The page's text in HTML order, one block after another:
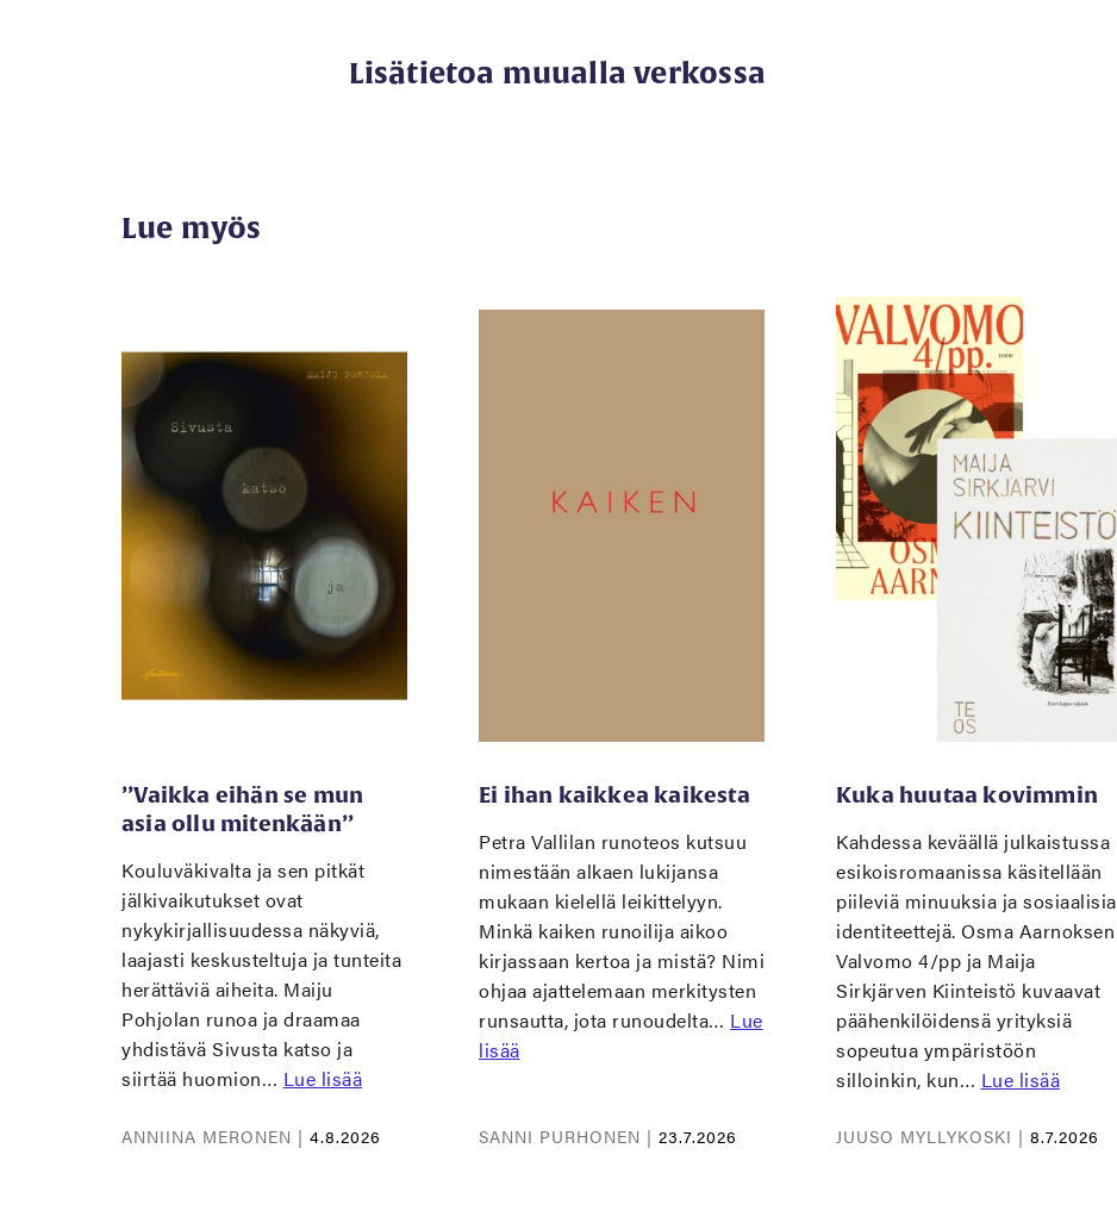
Lisätietoa muualla verkossa
Lue myös
’’Vaikka eihän se mun
asia ollu mitenkään’’
Kouluväkivalta ja sen pitkät
jälkivaikutukset ovat
nykykirjallisuudessa näkyviä,
laajasti keskusteltuja ja tunteita
herättäviä aiheita. Maiju
Pohjolan runoa ja draamaa
yhdistävä Sivusta katso ja
siirtää huomion… Lue lisää
ANNIINA MERONEN | 4.8.2026
Ei ihan kaikkea kaikesta
Petra Vallilan runoteos kutsuu
nimestään alkaen lukijansa
mukaan kielellä leikittelyyn.
Minkä kaiken runoilija aikoo
kirjassaan kertoa ja mistä? Nimi
ohjaa ajattelemaan merkitysten
runsautta, jota runoudelta… Lue
lisää
SANNI PURHONEN | 23.7.2026
Kuka huutaa kovimmin
Kahdessa keväällä julkaistussa
esikoisromaanissa käsitellään
piileviä minuuksia ja sosiaalisia
identiteettejä. Osma Aarnoksen
Valvomo 4/pp ja Maija
Sirkjärven Kiinteistö kuvaavat
päähenkilöidensä yrityksiä
sopeutua ympäristöön
silloinkin, kun… Lue lisää
JUUSO MYLLYKOSKI | 8.7.2026